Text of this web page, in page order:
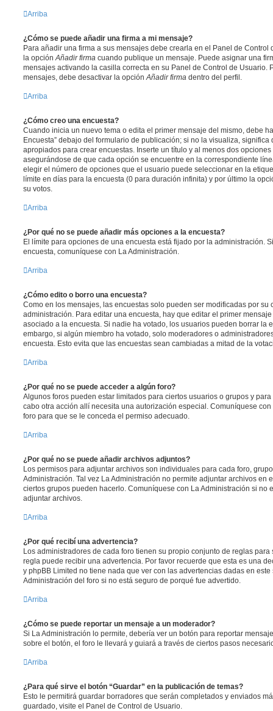
Arriba
¿Cómo se puede añadir una firma a mi mensaje?
Para añadir una firma a sus mensajes debe crearla en el Panel de Control
la opción Añadir firma cuando publique un mensaje. Puede asignar una
mensajes activando la casilla correcta en su Panel de Control de Usuario.
mensajes, debe desactivar la opción Añadir firma dentro del perfil.
Arriba
¿Cómo creo una encuesta?
Cuando inicia un nuevo tema o edita el primer mensaje del mismo, debe
Encuesta” debajo del formulario de publicación; si no la visualiza,
apropiados para crear encuestas. Inserte un título y al menos dos
asegurándose de que cada opción se encuentre en la correspondiente
elegir el número de opciones que el usuario puede seleccionar en la
límite en días para la encuesta (0 para duración infinita) y por último la
su votos.
Arriba
¿Por qué no se puede añadir más opciones a la encuesta?
El límite para opciones de una encuesta está fijado por la administración.
encuesta, comuníquese con La Administración.
Arriba
¿Cómo edito o borro una encuesta?
Como en los mensajes, las encuestas solo pueden ser modificadas por
administración. Para editar una encuesta, hay que editar el primer
asociado a la encuesta. Si nadie ha votado, los usuarios pueden borrar la
embargo, si algún miembro ha votado, solo moderadores o
encuesta. Esto evita que las encuestas sean cambiadas a mitad de la
Arriba
¿Por qué no se puede acceder a algún foro?
Algunos foros pueden estar limitados para ciertos usuarios o grupos y
cabo otra acción allí necesita una autorización especial. Comuníquese
foro para que se le conceda el permiso adecuado.
Arriba
¿Por qué no se puede añadir archivos adjuntos?
Los permisos para adjuntar archivos son individuales para cada foro,
Administración. Tal vez La Administración no permite adjuntar archivos en
ciertos grupos pueden hacerlo. Comuníquese con La Administración si no
adjuntar archivos.
Arriba
¿Por qué recibí una advertencia?
Los administradores de cada foro tienen su propio conjunto de reglas
regla puede recibir una advertencia. Por favor recuerde que esta es una
y phpBB Limited no tiene nada que ver con las advertencias dadas en
Administración del foro si no está seguro de porqué fue advertido.
Arriba
¿Cómo se puede reportar un mensaje a un moderador?
Si La Administración lo permite, debería ver un botón para reportar
sobre el botón, el foro le llevará y guiará a través de ciertos pasos
Arriba
¿Para qué sirve el botón “Guardar” en la publicación de temas?
Esto le permitirá guardar borradores que serán completados y enviados
guardado, visite el Panel de Control de Usuario.